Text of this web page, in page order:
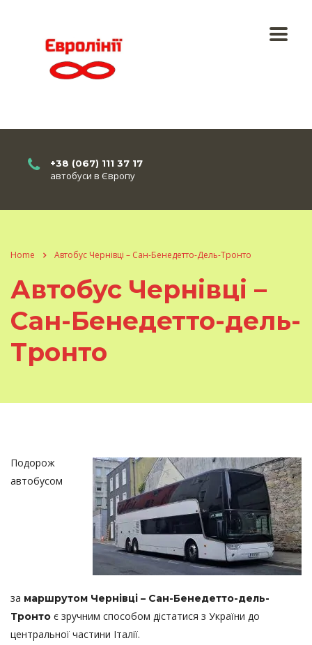
+38 (067) 111 37 17
автобуси в Європу
Home Автобус Чернівці – Сан-Бенедетто-Дель-Тронто
Автобус Чернівці –
Сан-Бенедетто-дель-
Тронто
Подорож
автобусом
за маршрутом Чернівці – Сан-Бенедетто-дель-
Тронто є зручним способом дістатися з України до
центральної частини Італії.